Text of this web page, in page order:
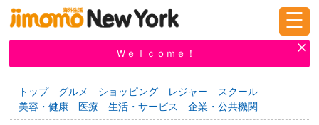
新規登録
掲示板 タウン情報 教えて！
☰
Ｗｅｌｃｏｍｅ！
トップ グルメ ショッピング レジャー
スクール
美容・健康
医療 生活・サービス 企業・公共機関